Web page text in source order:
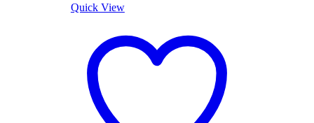
Quick View